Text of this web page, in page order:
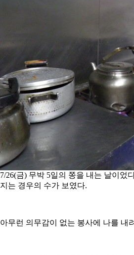
7/26(금) 무박 5일의 쫑을 내는 날이었
지는 경우의 수가 보였다.
아무런 의무감이 없는 봉사에 나를 내